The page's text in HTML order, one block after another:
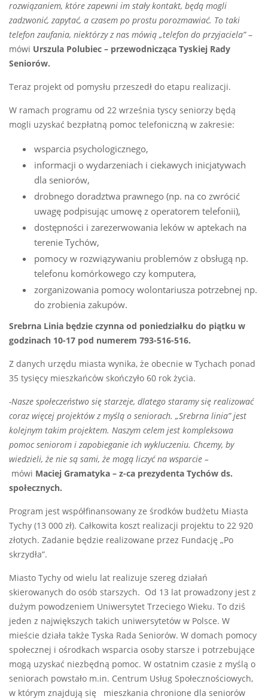
rozwiązaniem, które zapewni im stały kontakt, będą mogli
zadzwonić, zapytać, a czasem po prostu porozmawiać. To taki
telefon zaufania, niektórzy z nas mówią „telefon do przyjaciela”–
mówi Urszula Polubiec – przewodnicząca Tyskiej Rady
Seniorów.
Teraz projekt od pomysłu przeszedł do etapu realizacji.
W ramach programu od 22 września tyscy seniorzy będą
mogli uzyskać bezpłatną pomoc telefoniczną w zakresie:
wsparcia psychologicznego,
informacji o wydarzeniach i ciekawych inicjatywach
dla seniorów,
drobnego doradztwa prawnego (np. na co zwrócić
uwagę podpisując umowę z operatorem telefonii),
dostępności i zarezerwowania leków w aptekach na
terenie Tychów,
pomocy w rozwiązywaniu problemów z obsługą np.
telefonu komórkowego czy komputera,
zorganizowania pomocy wolontariusza potrzebnej np.
do zrobienia zakupów.
Srebrna Linia będzie czynna od poniedziałku do piątku w
godzinach 10-17 pod numerem 793-516-516.
Z danych urzędu miasta wynika, że obecnie w Tychach ponad
35 tysięcy mieszkańców skończyło 60 rok życia.
-Nasze społeczeństwo się starzeje, dlatego staramy się realizować
coraz więcej projektów z myślą o seniorach. „Srebrna linia” jest
kolejnym takim projektem. Naszym celem jest kompleksowa
pomoc seniorom i zapobieganie ich wykluczeniu. Chcemy, by
wiedzieli, że nie są sami, że mogą liczyć na wsparcie –
mówi Maciej Gramatyka – z-ca prezydenta Tychów ds.
społecznych.
Program jest współfinansowany ze środków budżetu Miasta
Tychy (13 000 zł). Całkowita koszt realizacji projektu to 22 920
złotych. Zadanie będzie realizowane przez Fundację „Po
skrzydła”.
Miasto Tychy od wielu lat realizuje szereg działań
skierowanych do osób starszych. Od 13 lat prowadzony jest z
dużym powodzeniem Uniwersytet Trzeciego Wieku. To dziś
jeden z największych takich uniwersytetów w Polsce. W
mieście działa także Tyska Rada Seniorów. W domach pomocy
społecznej i ośrodkach wsparcia osoby starsze i potrzebujące
mogą uzyskać niezbędną pomoc. W ostatnim czasie z myślą o
seniorach powstało m.in. Centrum Usług Społecznościowych,
w którym znajdują się mieszkania chronione dla seniorów